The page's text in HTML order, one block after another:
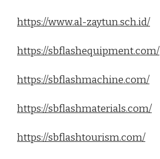
https://www.al-zaytun.sch.id/
https://sbflashequipment.com/
https://sbflashmachine.com/
https://sbflashmaterials.com/
https://sbflashtourism.com/